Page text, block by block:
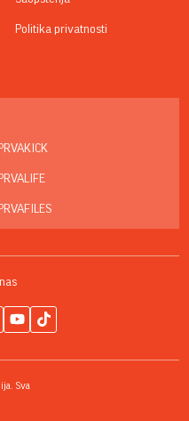
Politika privatnosti
PRVAKICK
PRVALIFE
PRVAFILES
Sva